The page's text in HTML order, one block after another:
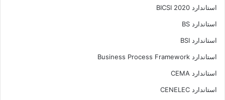
استاندارد BICSI 2020
استاندارد BS
استاندارد BSI
استاندارد Business Process Framework
استاندارد CEMA
استاندارد CENELEC